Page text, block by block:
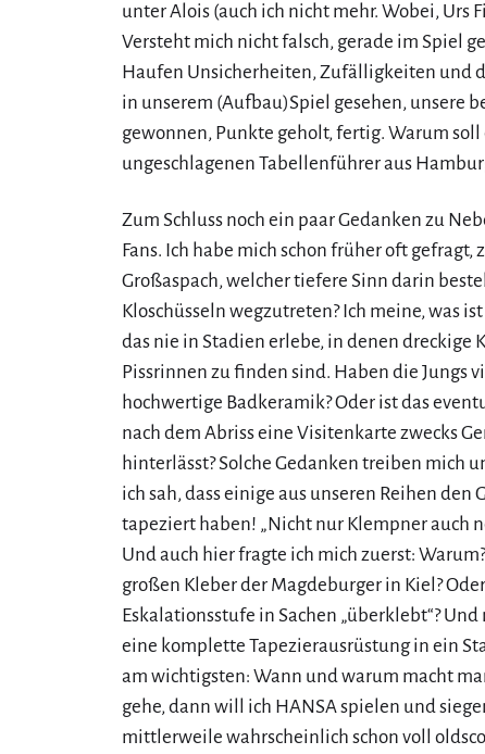
unter Alois (auch ich nicht mehr. Wobei, Urs
Versteht mich nicht falsch, gerade im Spiel
Haufen Unsicherheiten, Zufälligkeiten und
in unserem (Aufbau)Spiel gesehen, unsere
gewonnen, Punkte geholt, fertig. Warum soll
ungeschlagenen Tabellenführer aus
Zum Schluss noch ein paar Gedanken zu
Fans. Ich habe mich schon früher oft gefragt,
Großaspach, welcher tiefere Sinn darin
Kloschüsseln wegzutreten? Ich meine, was
das nie in Stadien erlebe, in denen dreckige
Pissrinnen zu finden sind. Haben die Jungs
hochwertige Badkeramik? Oder ist das
nach dem Abriss eine Visitenkarte zwecks
hinterlässt? Solche Gedanken treiben mich
ich sah, dass einige aus unseren Reihen den
tapeziert haben! „Nicht nur Klempner auch
Und auch hier fragte ich mich zuerst:
großen Kleber der Magdeburger in Kiel?
Eskalationsstufe in Sachen „überklebt“?
eine komplette Tapezierausrüstung in ein
am wichtigsten: Wann und warum macht
gehe, dann will ich HANSA spielen und
mittlerweile wahrscheinlich schon voll